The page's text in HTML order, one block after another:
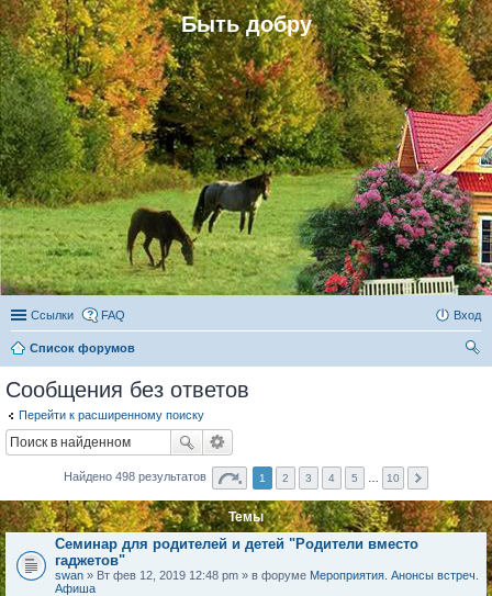
Быть добру
Ссылки FAQ Вход
Список форумов
Сообщения без ответов
Перейти к расширенному поиску
Найдено 498 результатов 1 2 3 4 5 10
Темы
Семинар для родителей и детей "Родители вместо
гаджетов"
swan » Вт фев 12, 2019 12:48 pm » в форуме Мероприятия. Анонсы встреч.
Афиша